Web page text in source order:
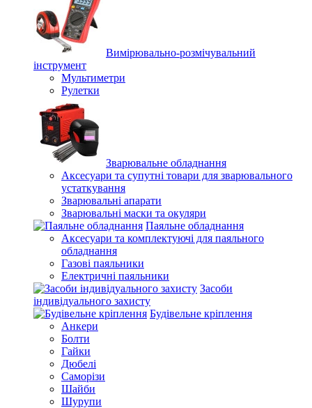
Вимірювально-розмічувальний
інструмент
Мультиметри
Рулетки
Зварювальне обладнання
Аксесуари та супутні товари для зварювального
устаткування
Зварювальні апарати
Зварювальні маски та окуляри
Паяльне обладнання
Аксесуари та комплектуючі для паяльного
обладнання
Газові паяльники
Електричні паяльники
Засоби
індивідуального захисту
Будівельне кріплення
Анкери
Болти
Гайки
Дюбелі
Саморізи
Шайби
Шурупи